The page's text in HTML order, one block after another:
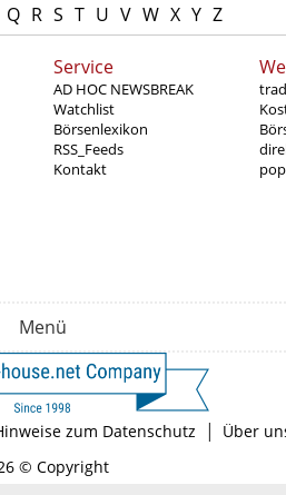
Q R S T U V W X Y Z
Service
AD HOC NEWSBREAK
Watchlist
Börsenlexikon
RSS_Feeds
Kontakt
Menü
zum Datenschutz | Über
© Copyright